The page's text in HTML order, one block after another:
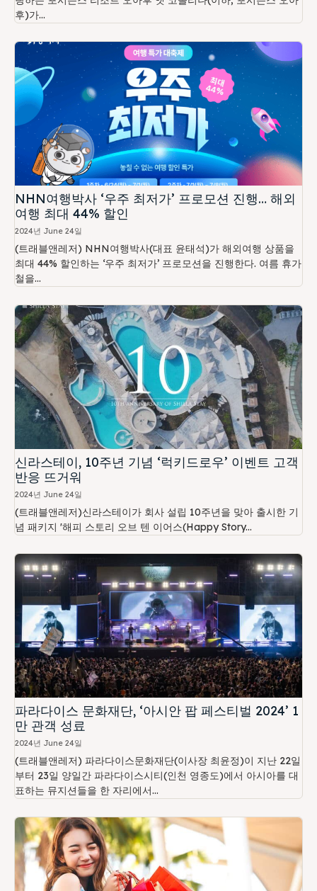
후)가...
NHN여행박사 ‘우주 최저가’ 프로모션 진행… 해외
여행 최대 44% 할인
2024년 June 24일
(트래블앤레저) NHN여행박사(대표 윤태석)가 해외여행 상품을
최대 44% 할인하는 ‘우주 최저가’ 프로모션을 진행한다. 여름 휴가
철을...
신라스테이, 10주년 기념 ‘럭키드로우’ 이벤트 고객
반응 뜨거워
2024년 June 24일
(트래블앤레저)신라스테이가 회사 설립 10주년을 맞아 출시한 기
념 패키지 '해피 스토리 오브 텐 이어스(Happy Story...
파라다이스 문화재단, ‘아시안 팝 페스티벌 2024’ 1
만 관객 성료
2024년 June 24일
(트래블앤레저) 파라다이스문화재단(이사장 최윤정)이 지난 22일
부터 23일 양일간 파라다이스시티(인천 영종도)에서 아시아를 대
표하는 뮤지션들을 한 자리에서...